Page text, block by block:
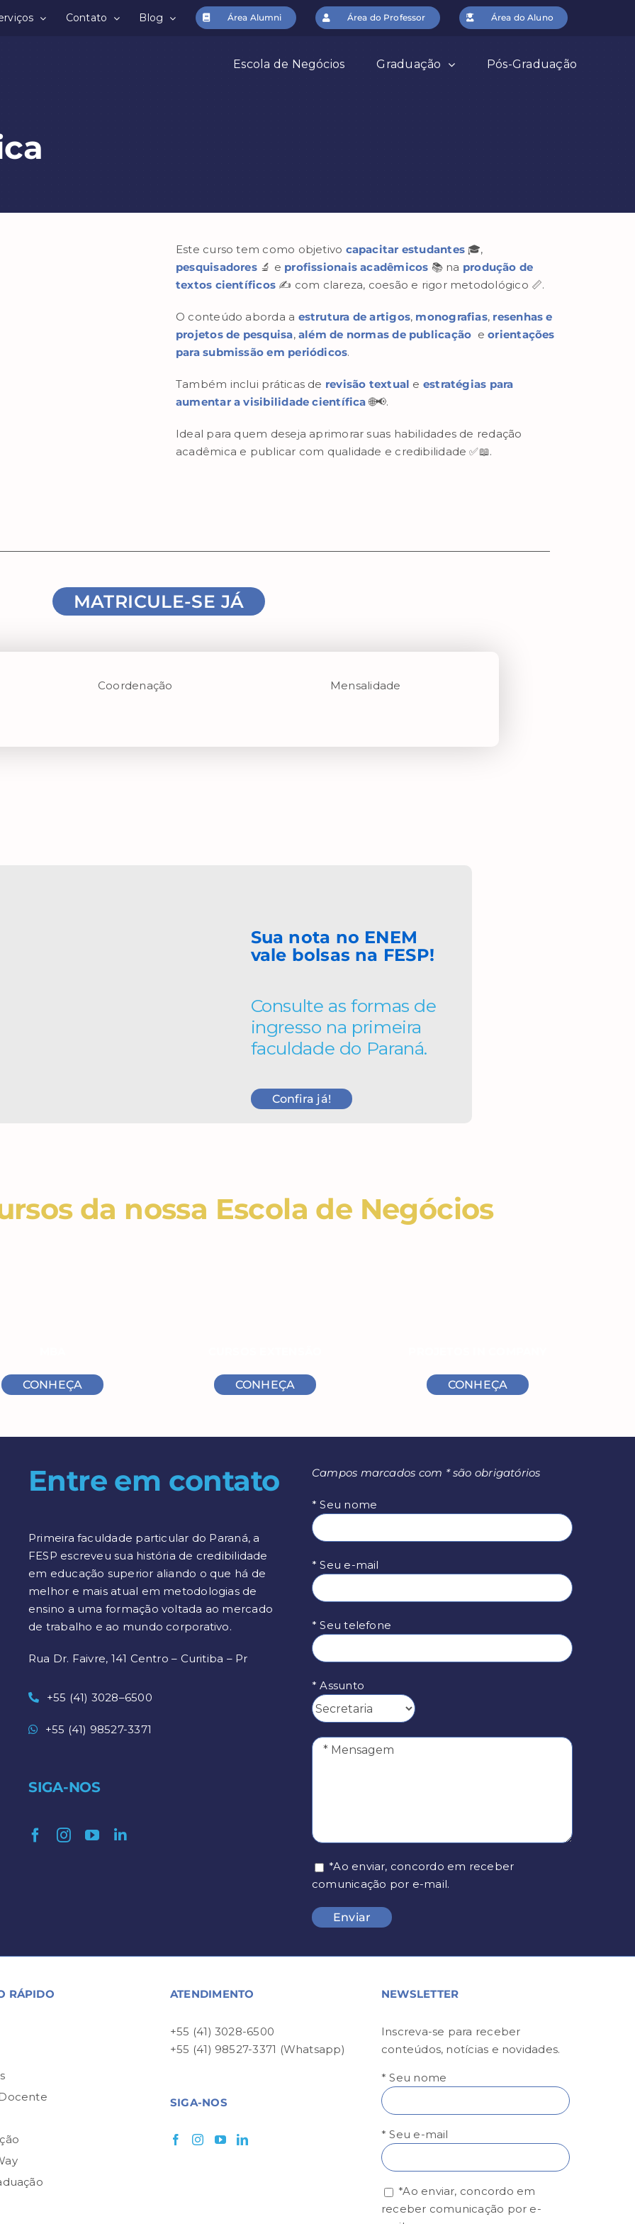
Contato Blog Área Alumni Área do Professor Área do Aluno
Escola de Negócios Graduação Pós-Graduação
Este curso tem como objetivo capacitar estudantes 🎓,
pesquisadores🔬 e profissionais acadêmicos 📚 na produção de
textos científicos ✍️ com clareza, coesão e rigor metodológico 📏.
O conteúdo aborda a estrutura de artigos, monografias, resenhas e
projetos de pesquisa,além de normas de publicação eorientações
para submissão em periódicos.
Também inclui práticas de revisão textual e estratégias para
aumentar a visibilidade científica🌐📢.
Ideal para quem deseja aprimorar suas habilidades de redação
acadêmica e publicar com qualidade e credibilidade ✅📖.
MATRICULE-SE JÁ
Coordenação Mensalidade
Sua nota no ENEM
vale bolsas na FESP!
Consulte as formas de
ingresso na primeira
faculdade do Paraná.
Confira já!
da nossa Escola de Negócios
CONHEÇA CONHEÇA CONHEÇA
Entre em contato
Primeira faculdade particular do Paraná, a
FESP escreveu sua história de credibilidade
em educação superior aliando o que há de
melhor e mais atual em metodologias de
ensino a uma formação voltada ao mercado
de trabalho e ao mundo corporativo.
Rua Dr. Faivre, 141 Centro – Curitiba – Pr
+55 (41) 3028–6500
+55 (41) 98527-3371
SIGA-NOS
Campos marcados com * são obrigatórios
* Seu nome
* Seu e-mail
* Seu telefone
* Assunto
*Ao enviar, concordo em receber
comunicação por e-mail.
RÁPIDO ATENDIMENTO
+55 (41) 3028-6500
+55 (41) 98527-3371 (Whatsapp)
SIGA-NOS
NEWSLETTER
Inscreva-se para receber
conteúdos, notícias e novidades.
* Seu nome
* Seu e-mail
*Ao enviar, concordo em
receber comunicação por e-